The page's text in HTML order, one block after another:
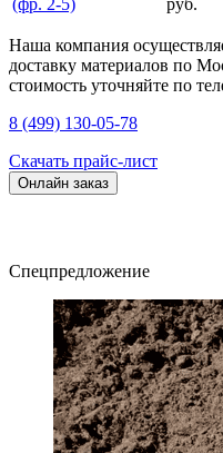
(фр. 2-5)
руб.
Наша компания
доставку материалов по
стоимость уточняйте по
8 (499) 130-05-78
Скачать прайс-лист
Онлайн заказ
Спецпредложение